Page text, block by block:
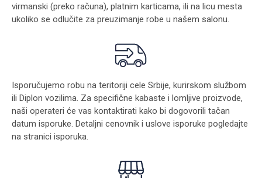
virmanski (preko računa), platnim karticama, ili na licu mesta
ukoliko se odlučite za preuzimanje robe u našem salonu.
Isporučujemo robu na teritoriji cele Srbije, kurirskom službom
ili Diplon vozilima. Za specifične kabaste i lomljive proizvode,
naši operateri će vas kontaktirati kako bi dogovorili tačan
datum isporuke. Detaljni cenovnik i uslove isporuke pogledajte
na stranici isporuka.